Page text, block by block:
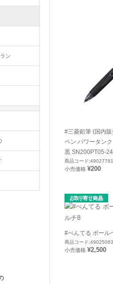
#三菱鉛筆 (国内
ペン パワータン
黒 SN200PT05-24
商品コード
小売価格 ¥200
#ぺんてる ボール
商品コード
小売価格 ¥2,500
ン